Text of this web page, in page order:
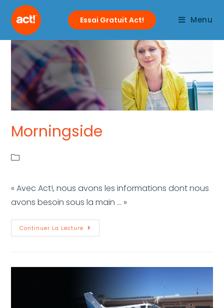
Menu
Essai Gratuit Act!
Morningside
« Avec Act!, nous avons les informations dont nous
avons besoin sous la main ... »
Continuer La Lecture